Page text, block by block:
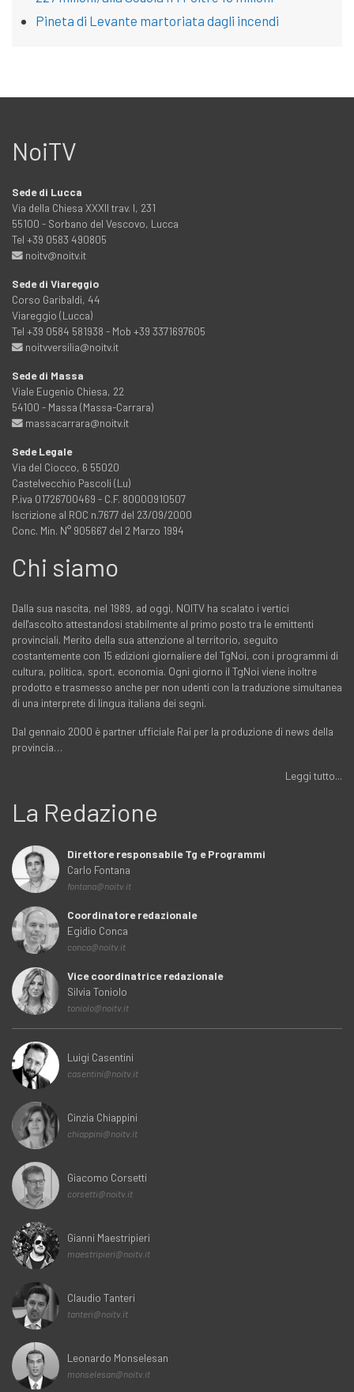
Pineta di Levante martoriata dagli incendi
NoiTV
Sede di Lucca
Via della Chiesa XXXII trav. I, 231
55100 - Sorbano del Vescovo, Lucca
Tel +39 0583 490805
noitv@noitv.it
Sede di Viareggio
Corso Garibaldi, 44
Viareggio (Lucca)
Tel +39 0584 581938 - Mob +39 3371697605
noitvversilia@noitv.it
Sede di Massa
Viale Eugenio Chiesa, 22
54100 - Massa (Massa-Carrara)
massacarrara@noitv.it
Sede Legale
Via del Ciocco, 6 55020
Castelvecchio Pascoli (Lu)
P.iva 01726700469 - C.F. 80000910507
Iscrizione al ROC n.7677 del 23/09/2000
Conc. Min. N° 905667 del 2 Marzo 1994
Chi siamo
Dalla sua nascita, nel 1989, ad oggi, NOITV ha scalato i vertici
dell'ascolto attestandosi stabilmente al primo posto tra le emittenti
provinciali. Merito della sua attenzione al territorio, seguito
costantemente con 15 edizioni giornaliere del TgNoi, con i programmi di
cultura, politica, sport, economia. Ogni giorno il TgNoi viene inoltre
prodotto e trasmesso anche per non udenti con la traduzione simultanea
di una interprete di lingua italiana dei segni.
Dal gennaio 2000 è partner ufficiale Rai per la produzione di news della
provincia…
Leggi tutto...
La Redazione
Direttore responsabile Tg e Programmi
Carlo Fontana
fontana@noitv.it
Coordinatore redazionale
Egidio Conca
conca@noitv.it
Vice coordinatrice redazionale
Silvia Toniolo
toniolo@noitv.it
Luigi Casentini
casentini@noitv.it
Cinzia Chiappini
chiappini@noitv.it
Giacomo Corsetti
corsetti@noitv.it
Gianni Maestripieri
maestripieri@noitv.it
Claudio Tanteri
tanteri@noitv.it
Leonardo Monselesan
monselesan@noitv.it